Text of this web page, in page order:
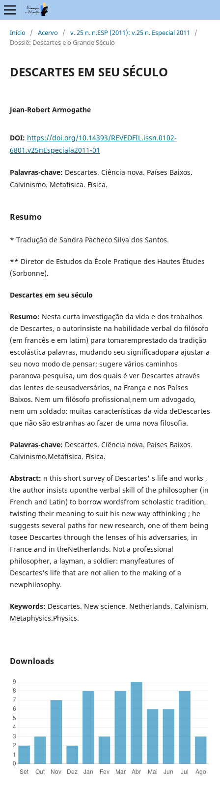
Início / Acervo / v. 25 n. n.ESP (2011): v.25 n. Especial 2011
/
Dossiê: Descartes e o Grande Século
DESCARTES EM SEU SÉCULO
Jean-Robert Armogathe
DOI: https://doi.org/10.14393/REVEDFIL.issn.0102-
6801.v25nEspeciala2011-01
Palavras-chave: Descartes. Ciência nova. Países Baixos.
Calvinismo. Metafísica. Física.
Resumo
* Tradução de Sandra Pacheco Silva dos Santos.
** Diretor de Estudos da École Pratique des Hautes Études
(Sorbonne).
Descartes em seu século
Resumo: Nesta curta investigação da vida e dos trabalhos
de Descartes, o autorinsiste na habilidade verbal do filósofo
(em francês e em latim) para tomaremprestado da tradição
escolástica palavras, mudando seu significadopara ajustar a
seu novo modo de pensar; sugere vários caminhos
paranova pesquisa, um dos quais é ver Descartes através
das lentes de seusadversários, na França e nos Países
Baixos. Nem um filósofo profissional,nem um advogado,
nem um soldado: muitas características da vida deDescartes
que não são estranhas ao fazer de uma nova filosofia.
Palavras-chave: Descartes. Ciência nova. Países Baixos.
Calvinismo.Metafísica. Física.
Abstract: n this short survey of Descartes' s life and works ,
the author insists uponthe verbal skill of the philosopher (in
French and Latin) to borrow wordsfrom scholastic tradition,
twisting their meaning to suit his new way ofthinking ; he
suggests several paths for new research, one of them being
tosee Descartes through the lenses of his adversaries, in
France and in theNetherlands. Not a professional
philosopher, a layman, a soldier: manyfeatures of
Descartes's life that are not alien to the making of a
newphilosophy.
Keywords: Descartes. New science. Netherlands. Calvinism.
Metaphysics.Physics.
Downloads